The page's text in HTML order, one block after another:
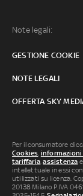
Note legali:
GESTIONE COOKIE
NOTE LEGALI
OFFERTA SKY
Per il consumatore
Cookies,
tariffaria,assistenza
intellettuale in essi
utilizzati su licenza.
20138 Milano P.IVA